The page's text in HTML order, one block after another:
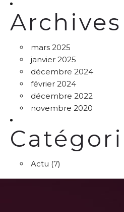
Archives
mars 2025
janvier 2025
décembre 2024
février 2024
décembre 2022
novembre 2020
Actu (7)